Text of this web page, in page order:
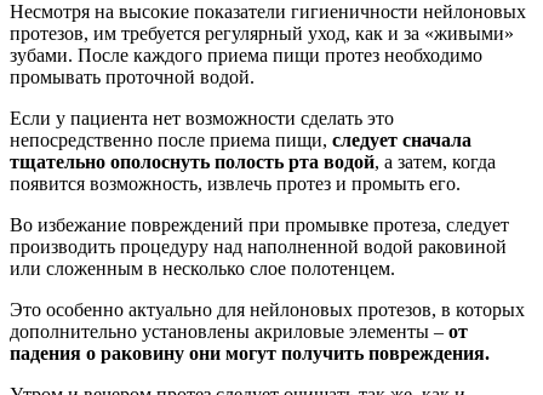
Несмотря на высокие показатели гигиеничности нейлоновых
протезов, им требуется регулярный уход, как и за «живыми»
зубами. После каждого приема пищи протез необходимо
промывать проточной водой.
Если у пациента нет возможности сделать это
непосредственно после приема пищи, следует сначала
тщательно ополоснуть полость рта водой, а затем, когда
появится возможность, извлечь протез и промыть его.
Во избежание повреждений при промывке протеза, следует
производить процедуру над наполненной водой раковиной
или сложенным в несколько слое полотенцем.
Это особенно актуально для нейлоновых протезов, в которых
дополнительно установлены акриловые элементы – от
падения о раковину они могут получить повреждения.